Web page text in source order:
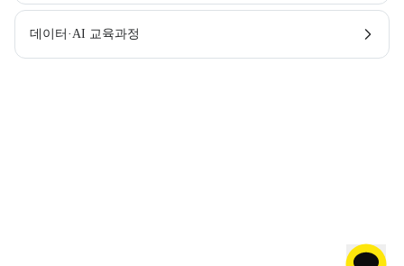
데이터·AI 교육과정